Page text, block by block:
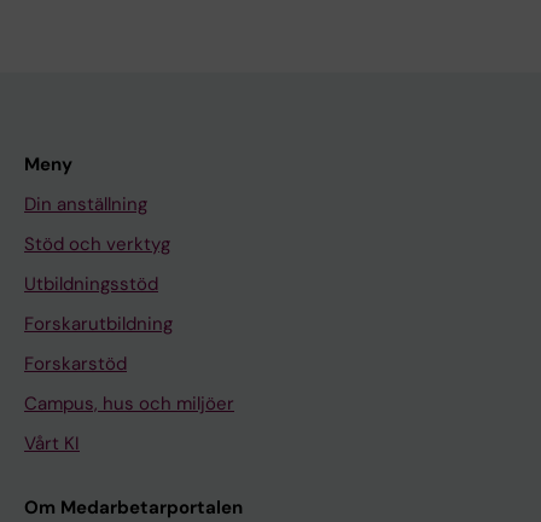
Meny
Din anställning
Stöd och verktyg
Utbildningsstöd
Forskarutbildning
Forskarstöd
Campus, hus och miljöer
Vårt KI
Om Medarbetarportalen